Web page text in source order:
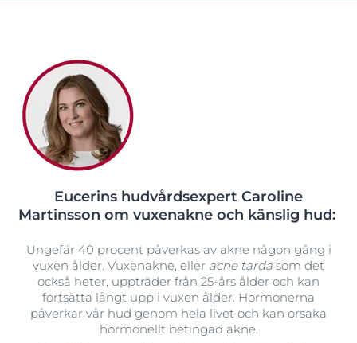
Eucerins hudvårdsexpert Caroline
Martinsson om vuxenakne och känslig hud:
Ungefär 40 procent påverkas av akne någon gång i
vuxen ålder. Vuxenakne, eller acne tarda som det
också heter, uppträder från 25-års ålder och kan
fortsätta långt upp i vuxen ålder. Hormonerna
påverkar vår hud genom hela livet och kan orsaka
hormonellt betingad akne.